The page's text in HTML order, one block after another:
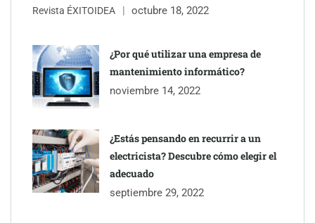
Última llamada: los destinos con las mayores caídas de precios
Revista ÉXITOIDEA octubre 18, 2022
¿Por qué utilizar una empresa de
mantenimiento informático?
noviembre 14, 2022
¿Estás pensando en recurrir a un
electricista? Descubre cómo elegir el
adecuado
septiembre 29, 2022